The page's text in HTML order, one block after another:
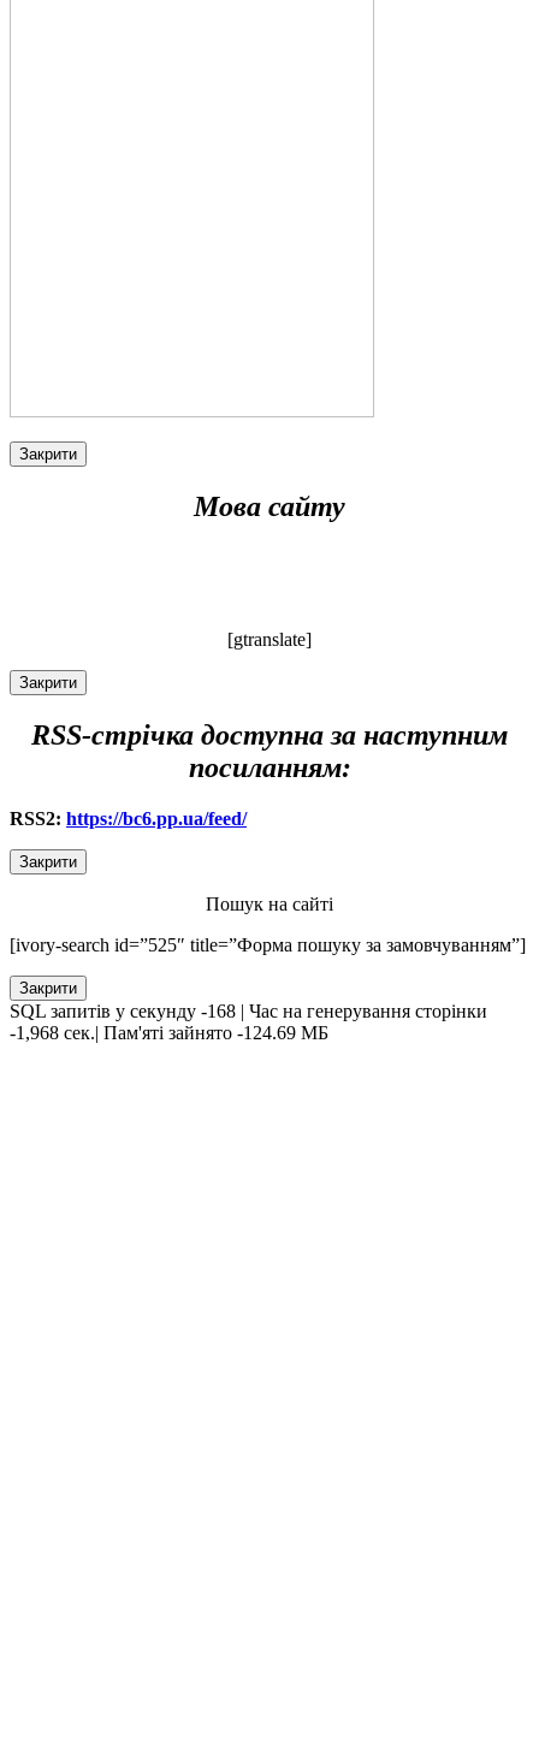
Закрити
Мова сайту
[gtranslate]
Закрити
RSS-стрічка доступна за наступним
посиланням:
RSS2: https://bc6.pp.ua/feed/
Закрити
Пошук на сайті
[ivory-search id=”525″ title=”Форма пошуку за замовчуванням”]
Закрити
SQL запитів у секунду -168 | Час на генерування сторінки
-1,968 сек.| Пам'яті зайнято -124.69 МБ